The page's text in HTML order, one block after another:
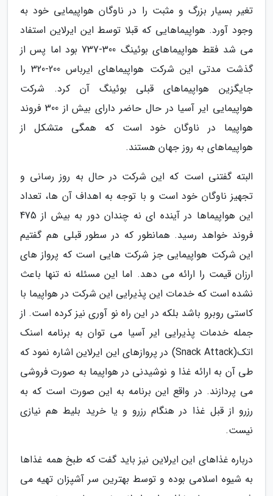
تغیر بسیار بزرگ و مثبت را در ناوگان هواپیمایی خود به
وجود آورد. هواپیماهایی که قبلا توسط این ایرلاین استفاد
می شد فقط هواپیماهای بوئینگ 300-737 بود اما پس از
گذشت مدتی این شرکت هواپیماهای ایرباس 200-320 را
جایگزین هواپیماهای قبلی بوئینگ آن کرد. شرکت
هواپیمایی ایر آسیا در حال حاضر دارای بیش از 300 فروند
هواپیما در ناوگان خود است که همگی متشکل از
هواپیماهای به روز جهان هستند.
البته گفتنی است که این شرکت در حال به روز رسانی و
تجهیز ناوگان خود است و با توجه به اهداف آن ها، تعداد
این هواپیماها در آینده ای نه چندان دور به بیش از 475
فروند خواهد رسید. همانطور که در سطور قبلی هم گفتیم
این شرکت هواپیمایی جز شرکت هایی است که پرواز های
ارزان قیمت را ارائه می دهد. اما این مسئله نه تنها باعث
نشده است که خدمات این پذیرایی این شرکت در هواپیما با
کاستی روبرو باشد بلکه در این راه نو آوری نیز کرده است. از
جمله خدمات پذیرایی ایر آسیا می توان به برنامه اسنک
اتک(Snack Attack) در پروازهای این ایرلاین اشاره نمود که
طی آن به ارائه غذا و نوشیدنی در هواپیما به صورت فروشی
می پردازند. در واقع این برنامه به این صورت است که به
رزرو از قبل غذا در هنگام رزرو و یا خرید بلیط هم نیازی
نیست.
درباره غذاهای این ایرلاین نیز باید گفت که طبخ همه غذاها
به شیوه اسلامی بوده و توسط بهترین سر آشپزان تهیه می